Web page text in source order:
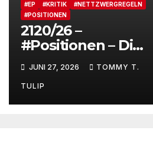
#EP #KRITIK
#NETTZWERGREGELN
#POSITIONEN
2120/26 –
#Positionen – Die
Debatte Nuhr als
DAS
Shitbürgerthema
des Internets – 36°
JUNI 27, 2026 TOMMY T.
TULIP